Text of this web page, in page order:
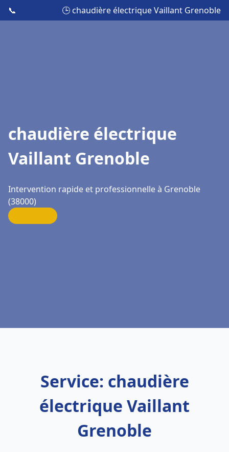
📞 🕒 chaudière électrique Vaillant Grenoble
chaudière électrique
Vaillant Grenoble
Intervention rapide et professionnelle à Grenoble
(38000)
Service: chaudière
électrique Vaillant
Grenoble